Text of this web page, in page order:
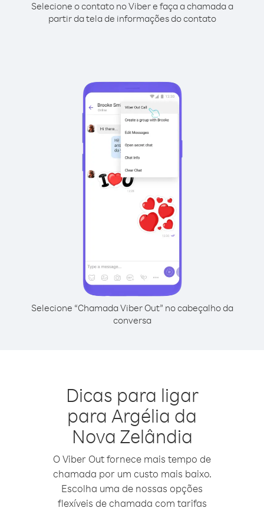
Selecione o contato no Viber e faça a chamada a
partir da tela de informações do contato
Selecione “Chamada Viber Out” no cabeçalho da
conversa
Dicas para ligar
para Argélia da
Nova Zelândia
O Viber Out fornece mais tempo de
chamada por um custo mais baixo.
Escolha uma de nossas opções
flexíveis de chamada com tarifas